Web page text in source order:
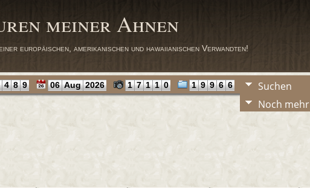
meiner Ahnen
europäischen, amerikanischen und hawaiianischen Verwandten!
4 8 9 06 Aug 2026 1 7 1 1 0 1 9 9 6 6
Suchen
Noch mehr